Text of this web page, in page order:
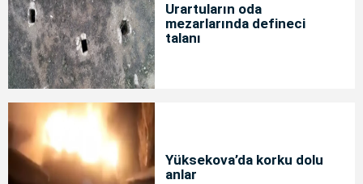
Urartuların oda
mezarlarında defineci
talanı
Yüksekova’da korku dolu
anlar